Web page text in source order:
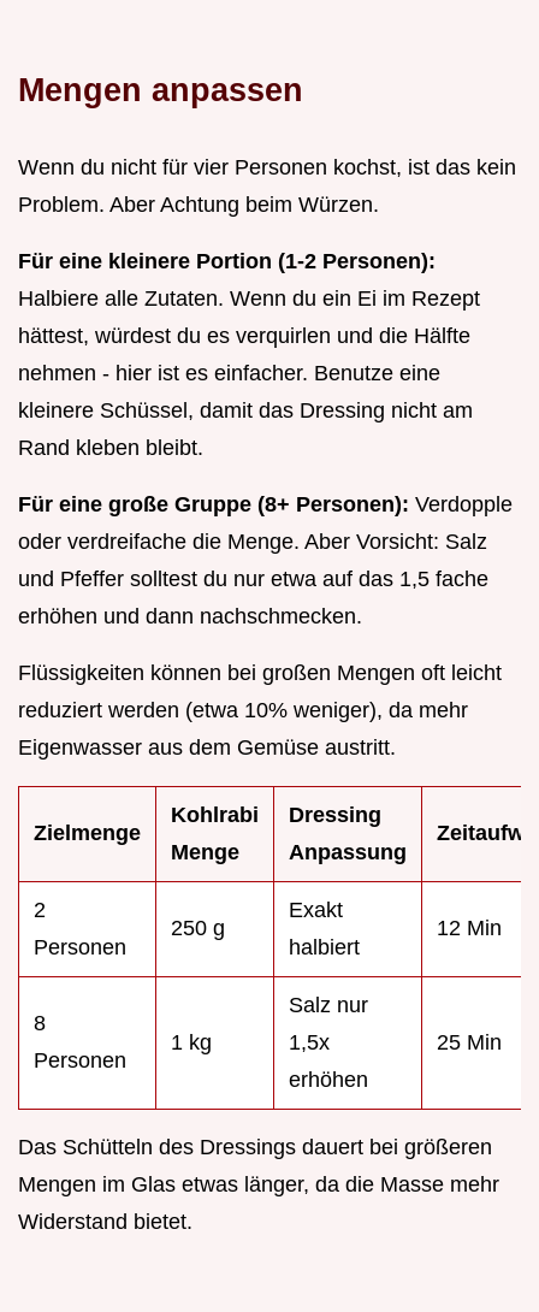
Mengen anpassen
Wenn du nicht für vier Personen kochst, ist das kein
Problem. Aber Achtung beim Würzen.
Für eine kleinere Portion (1-2 Personen):
Halbiere alle Zutaten. Wenn du ein Ei im Rezept
hättest, würdest du es verquirlen und die Hälfte
nehmen - hier ist es einfacher. Benutze eine
kleinere Schüssel, damit das Dressing nicht am
Rand kleben bleibt.
Für eine große Gruppe (8+ Personen): Verdopple
oder verdreifache die Menge. Aber Vorsicht: Salz
und Pfeffer solltest du nur etwa auf das 1,5 fache
erhöhen und dann nachschmecken.
Flüssigkeiten können bei großen Mengen oft leicht
reduziert werden (etwa 10% weniger), da mehr
Eigenwasser aus dem Gemüse austritt.
Zielmenge
Kohlrabi
Menge
Dressing
Anpassung
2
Personen
250 g
Exakt
halbiert
12 Min
8
Personen
1 kg
Salz nur
1,5x
erhöhen
25 Min
Das Schütteln des Dressings dauert bei größeren
Mengen im Glas etwas länger, da die Masse mehr
Widerstand bietet.